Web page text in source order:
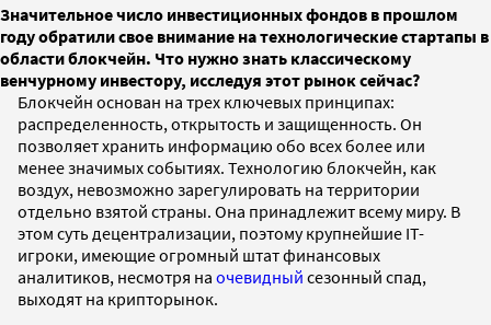
Значительное число инвестиционных фондов в прошлом
году обратили свое внимание на технологические стартапы в
области блокчейн. Что нужно знать классическому
венчурному инвестору, исследуя этот рынок сейчас?
Блокчейн основан на трех ключевых принципах:
распределенность, открытость и защищенность. Он
позволяет хранить информацию обо всех более или
менее значимых событиях. Технологию блокчейн, как
воздух, невозможно зарегулировать на территории
отдельно взятой страны. Она принадлежит всему миру. В
этом суть децентрализации, поэтому крупнейшие IT-
игроки, имеющие огромный штат финансовых
аналитиков, несмотря на очевидный сезонный спад,
выходят на крипторынок.